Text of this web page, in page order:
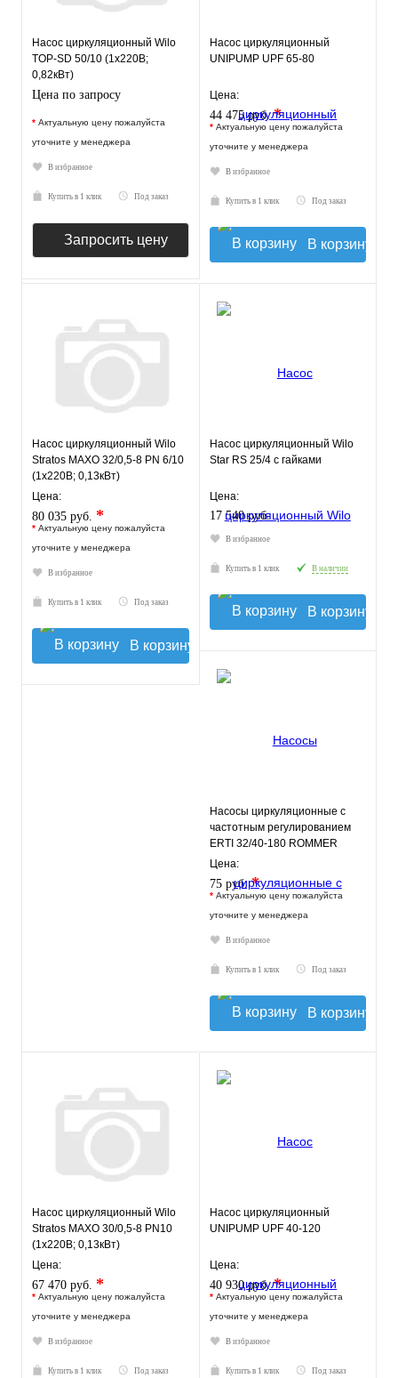
Насос циркуляционный Wilo
TOP-SD 50/10 (1х220В;
0,82кВт)
Цена по запросу
* Актуальную цену пожалуйста
уточните у менеджера
В избранное
Купить в 1 клик Под заказ
Запросить цену
Насос циркуляционный
UNIPUMP UPF 65-80
Цена:
44 475 руб.*
* Актуальную цену пожалуйста
уточните у менеджера
В избранное
Купить в 1 клик Под заказ
В корзину
Насос циркуляционный Wilo
Stratos MAXO 32/0,5-8 PN 6/10
(1х220В; 0,13кВт)
Цена:
80 035 руб. *
* Актуальную цену пожалуйста
уточните у менеджера
В избранное
Купить в 1 клик Под заказ
В корзину
Насос циркуляционный Wilo
Star RS 25/4 с гайками
Цена:
17 540 руб.
В избранное
Купить в 1 клик В наличии
В корзину
Насосы циркуляционные с
частотным регулированием
ERTI 32/40-180 ROMMER
Цена:
75 руб.*
* Актуальную цену пожалуйста
уточните у менеджера
В избранное
Купить в 1 клик Под заказ
В корзину
Насос циркуляционный Wilo
Stratos MAXO 30/0,5-8 PN10
(1х220В; 0,13кВт)
Цена:
67 470 руб. *
* Актуальную цену пожалуйста
уточните у менеджера
В избранное
Купить в 1 клик Под заказ
Насос циркуляционный
UNIPUMP UPF 40-120
Цена:
40 930 руб.*
* Актуальную цену пожалуйста
уточните у менеджера
В избранное
Купить в 1 клик Под заказ